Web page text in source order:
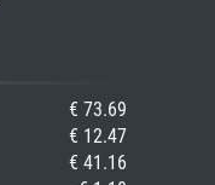
€ 73.69
€ 12.47
€ 41.16